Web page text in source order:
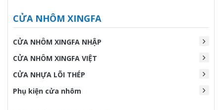
CỬA NHÔM XINGFA
CỬA NHÔM XINGFA NHẬP
CỬA NHÔM XINGFA VIỆT
CỬA NHỰA LÕI THÉP
Phụ kiện cửa nhôm